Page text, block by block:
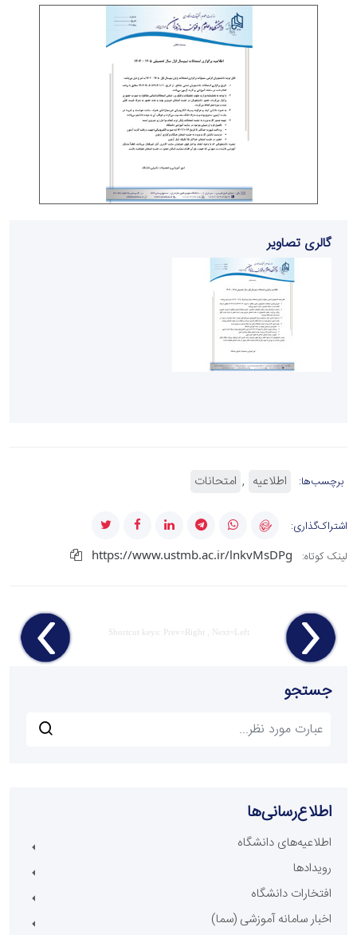
گالری تصاویر
برچسب‌ها: اطلاعیه امتحانات
اشتراک‌گذاری:
لینک کوتاه:
https://www.ustmb.ac.ir/lnkvMsDPg
Shortcut keys: Prev=Right , Next=Left
جستجو
اطلاع‌رسانی‌ها
اطلاعیه‌های دانشگاه
رویدادها
افتخارات دانشگاه
اخبار سامانه آموزشی (سما)